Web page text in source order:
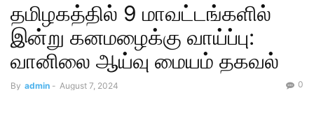
தமிழகத்தில் 9 மாவட்டங்களில்
இன்று கனமழைக்கு வாய்ப்பு:
வானிலை ஆய்வு மையம் தகவல்
By admin - August 7, 2024 0